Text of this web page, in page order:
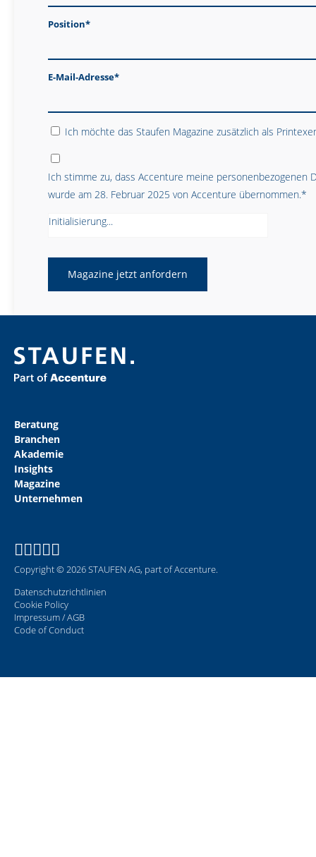
Position*
E-Mail-Adresse*
Ich möchte das Staufen Magazine zusätzlich als
Ich stimme zu, dass Accenture meine personenbezogenen
wurde am 28. Februar 2025 von Accenture übernommen.*
Initialisierung...
Beratung
Branchen
Akademie
Insights
Magazine
Unternehmen
Copyright © 2026 STAUFEN AG, part of Accenture.
Datenschutzrichtlinien
Cookie Policy
Impressum / AGB
Code of Conduct